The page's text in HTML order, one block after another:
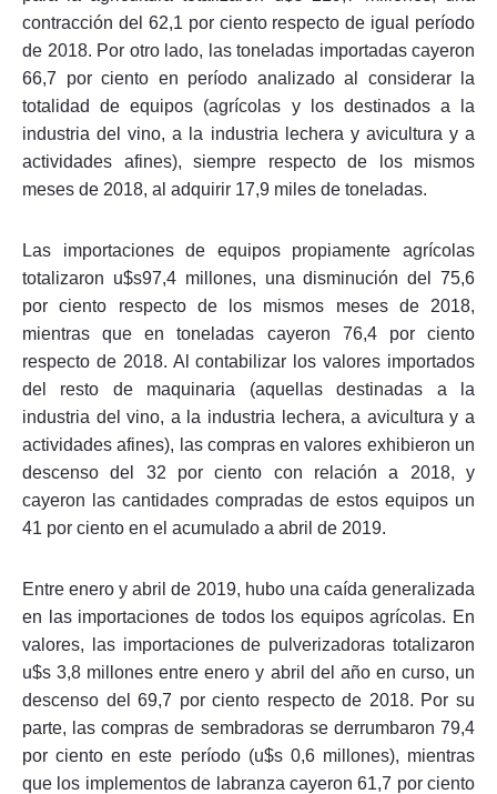
contracción del 62,1 por ciento respecto de igual período
de 2018. Por otro lado, las toneladas importadas cayeron
66,7 por ciento en período analizado al considerar la
totalidad de equipos (agrícolas y los destinados a la
industria del vino, a la industria lechera y avicultura y a
actividades afines), siempre respecto de los mismos
meses de 2018, al adquirir 17,9 miles de toneladas.
Las importaciones de equipos propiamente agrícolas
totalizaron u$s97,4 millones, una disminución del 75,6
por ciento respecto de los mismos meses de 2018,
mientras que en toneladas cayeron 76,4 por ciento
respecto de 2018. Al contabilizar los valores importados
del resto de maquinaria (aquellas destinadas a la
industria del vino, a la industria lechera, a avicultura y a
actividades afines), las compras en valores exhibieron un
descenso del 32 por ciento con relación a 2018, y
cayeron las cantidades compradas de estos equipos un
41 por ciento en el acumulado a abril de 2019.
Entre enero y abril de 2019, hubo una caída generalizada
en las importaciones de todos los equipos agrícolas. En
valores, las importaciones de pulverizadoras totalizaron
u$s 3,8 millones entre enero y abril del año en curso, un
descenso del 69,7 por ciento respecto de 2018. Por su
parte, las compras de sembradoras se derrumbaron 79,4
por ciento en este período (u$s 0,6 millones), mientras
que los implementos de labranza cayeron 61,7 por ciento